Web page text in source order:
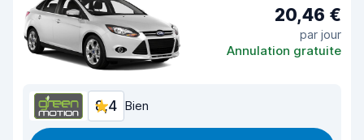
20,46 €
par jour
Annulation gratuite
8,4 Bien